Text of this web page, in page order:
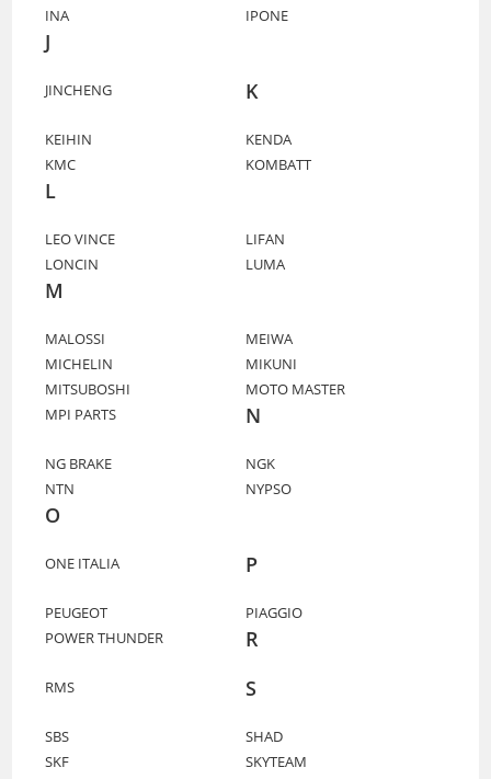
INA IPONE
J
JINCHENG K
KEIHIN
KENDA
KMC
KOMBATT
L
LEO VINCE
LIFAN
LONCIN
LUMA
M
MALOSSI
MEIWA
MICHELIN
MIKUNI
MITSUBOSHI
MOTO MASTER
MPI PARTS
N
NG BRAKE
NGK
NTN
NYPSO
O
ONE ITALIA P
PEUGEOT
PIAGGIO
POWER THUNDER
R
RMS S
SBS
SHAD
SKF
SKYTEAM